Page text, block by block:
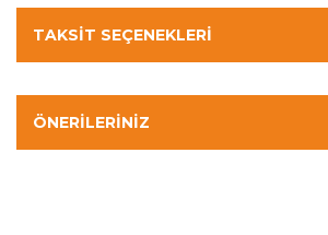
TAKSIT SEÇENEKLERI
ÖNERILERINIZ